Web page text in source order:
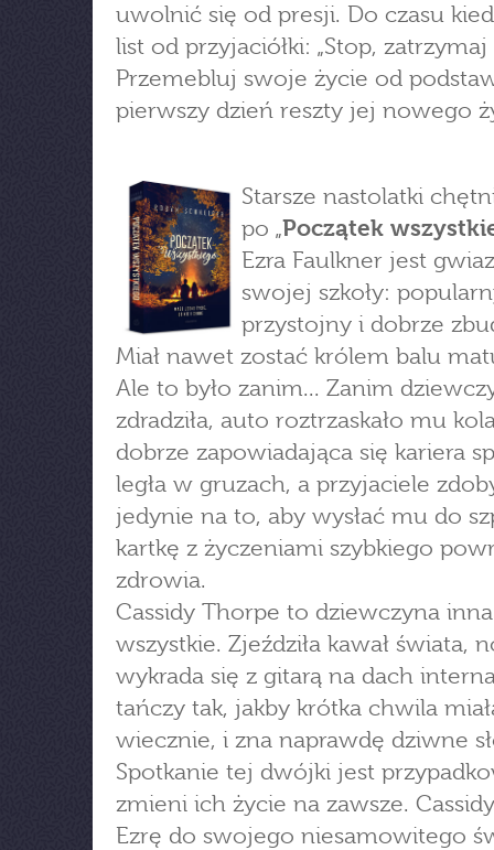
uwolnić się od presji. Do czasu
list od przyjaciółki: „Stop, zatrzymaj
Przemebluj swoje życie od
pierwszy dzień reszty jej nowego
Starsze nastolatki
po „Początek
Ezra Faulkner jest
swojej szkoły:
przystojny i dobrze
Miał nawet zostać królem balu
Ale to było zanim... Zanim
zdradziła, auto roztrzaskało mu
dobrze zapowiadająca się kariera
legła w gruzach, a przyjaciele
jedynie na to, aby wysłać mu do
kartkę z życzeniami szybkiego
zdrowia.
Cassidy Thorpe to dziewczyna
wszystkie. Zjeździła kawał świata,
wykrada się z gitarą na dach
tańczy tak, jakby krótka chwila
wiecznie, i zna naprawdę dziwne
Spotkanie tej dwójki jest
zmieni ich życie na zawsze.
Ezrę do swojego niesamowitego